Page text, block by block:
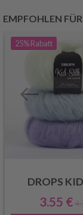
EMPFOHLEN FÜR
25%Rabatt
DROPS
3.55 €